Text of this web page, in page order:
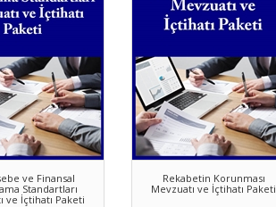
Finans Grubu Aboneliği ile sahip olabilirsiniz.
ve Finansal
Standartları
ve İçtihatı Paketi
Rekabetin Korunması
Mevzuatı ve İçtihatı Paketi